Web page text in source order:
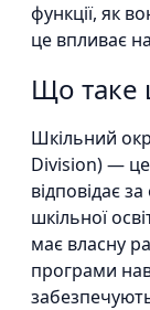
функції, як
це впливає
Що таке
Шкільний
Division) — це
відповідає
шкільної
має власну
програми